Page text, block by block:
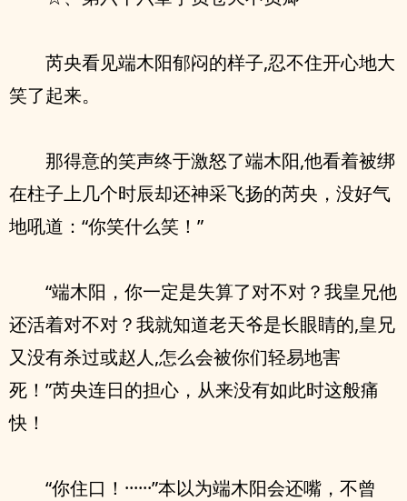
芮央看见端木阳郁闷的样子,忍不住开心地大
笑了起来。
那得意的笑声终于激怒了端木阳,他看着被绑
在柱子上几个时辰却还神采飞扬的芮央，没好气
地吼道：“你笑什么笑！”
“端木阳，你一定是失算了对不对？我皇兄他
还活着对不对？我就知道老天爷是长眼睛的,皇兄
又没有杀过或赵人,怎么会被你们轻易地害
死！”芮央连日的担心，从来没有如此时这般痛
快！
“你住口！······”本以为端木阳会还嘴，不曾